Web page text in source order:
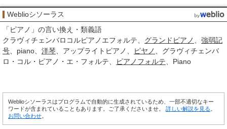
Weblioシソーラス
「 ピアノ 」の言い換え・類義語
クラヴィチェンバロコルピアノエフォルテ
グランドピアノ 強弱記
号
piano 洋琴 アップライトピアノ ピヤノ
グラヴィチェンバ
ロ・コル・ピアノ・エ・フォルテ
ピアノフォルテ Piano
Weblioシソーラスはプログラムで自動的に生成されているため、一部不適切なキー
ワードが含まれていることもあります。ご了承くださいませ。 詳しい解説を見る
お問い合わせ